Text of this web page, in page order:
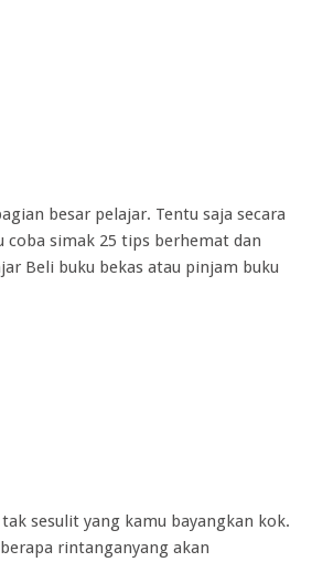
besar pelajar. Tentu saja secara
simak 25 tips berhemat dan
Beli buku bekas atau pinjam buku
sesulit yang kamu bayangkan kok.
rintanganyang akan